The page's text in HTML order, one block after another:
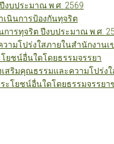
งบประมาณ พ.ศ. 2569
เนินการป้องกันทุจริต
การทุจริต ปีงบประมาณ พ.ศ.
ามโปร่งใสภายในสำนักงาน
ยชน์อื่นใดโดยธรรมจรรยา
เสริมคุณธรรมและความโปร่
โยชน์อื่นใดโดยธรรมจรรยา